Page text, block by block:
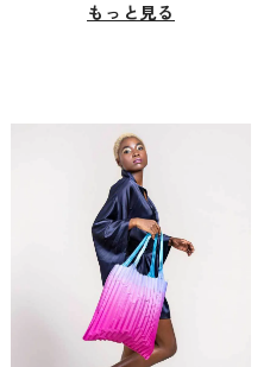
もっと見る